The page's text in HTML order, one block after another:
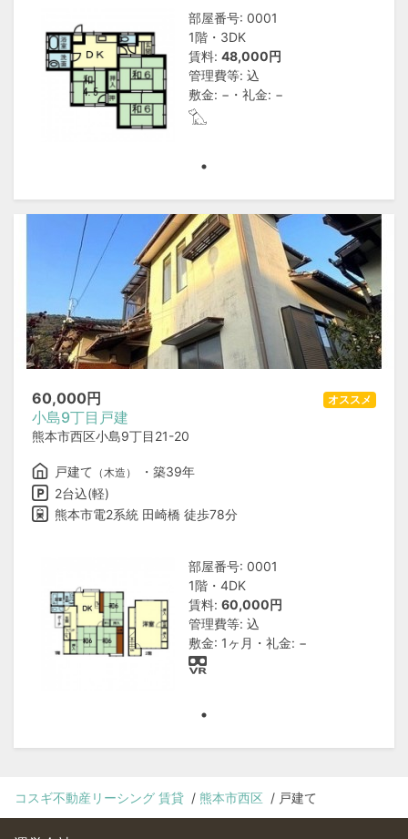
部屋番号: 0001
1階・3DK
賃料: 48,000円
管理費等: 込
敷金: −・礼金: −
60,000円
小島9丁目戸建
熊本市西区小島9丁目21-20
オススメ
戸建て （木造）
・築39年
2台込(軽)
熊本市電2系統 田崎橋 徒歩78分
部屋番号: 0001
1階・4DK
賃料: 60,000円
管理費等: 込
敷金: 1ヶ月・礼金: −
コスギ不動産リーシング 賃貸 熊本市西区 戸建て